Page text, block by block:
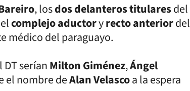
, losdos delanteros titularesdel
complejo aductoryrecto anteriordel
médico del paraguayo.
seríanMilton Giménez,Ángel
el nombre deAlan Velascoa la espera